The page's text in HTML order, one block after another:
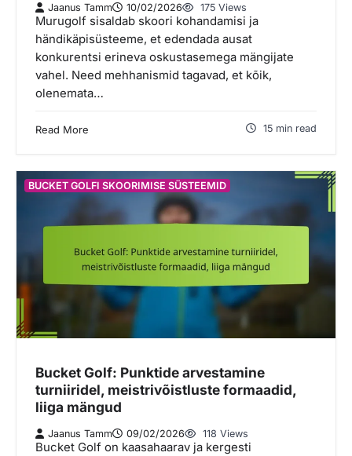
Jaanus Tamm 10/02/2026 175 Views
Murugolf sisaldab skoori kohandamisi ja
händikäpisüsteeme, et edendada ausat
konkurentsi erineva oskustasemega mängijate
vahel. Need mehhanismid tagavad, et kõik,
olenemata…
Read More 15 min read
BUCKET GOLFI SKOORIMISE SÜSTEEMID
Bucket Golf: Punktide arvestamine
turniiridel, meistrivõistluste formaadid,
liiga mängud
Jaanus Tamm 09/02/2026 118 Views
Bucket Golf on kaasahaarav ja kergesti